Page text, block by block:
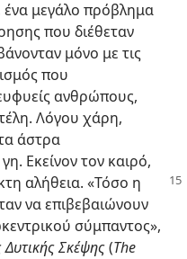
ένα μεγάλο πρόβλημα
που διέθεταν
μόνο με τις
που
ανθρώπους,
Λόγου χάρη,
άστρα
Εκείνον τον καιρό,
αλήθεια. «Τόσο η
να επιβεβαιώνουν
σύμπαντος»,
Δυτικής Σκέψης(The